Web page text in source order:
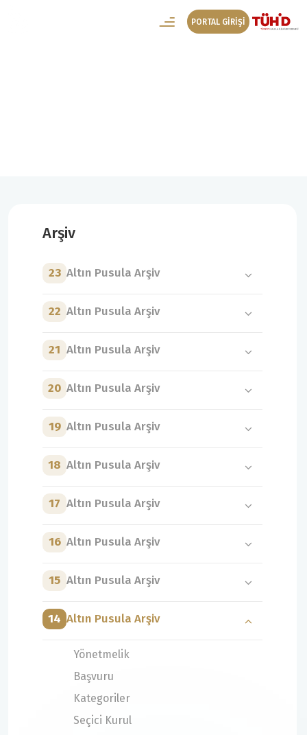
PORTAL GİRİŞİ
Arşiv
23 Altın Pusula Arşiv
22 Altın Pusula Arşiv
21 Altın Pusula Arşiv
20 Altın Pusula Arşiv
19 Altın Pusula Arşiv
18 Altın Pusula Arşiv
17 Altın Pusula Arşiv
16 Altın Pusula Arşiv
15 Altın Pusula Arşiv
14 Altın Pusula Arşiv
Yönetmelik
Başvuru
Kategoriler
Seçici Kurul